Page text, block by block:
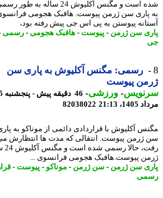
شده است و مگنس آکلیوش 24 ساله به طور رسمی
سن ژرمن پیوست. هافبک هجومی فرانسوی که
پیوستن به پی اس جی پیش رفته بود،
سن ژرمن -پیوست-هافبک هجومی-رسمی-سن
رسمی: مگنس آکلیوش به پاری سن
پیوست
-ورزشی-
46 دقیقه پیش - پنجشنبه 15
21:13
82038022
آکلیوش با قراردادی دائمی از موناکو به پاری
پیوست. انتقالی که مدت ها انتظارش می
رفت، حالا
پیوست.هافبک هجومی فرانسوی ...
سن ژرمن -سن ژرمن -موناکو-پیوست-